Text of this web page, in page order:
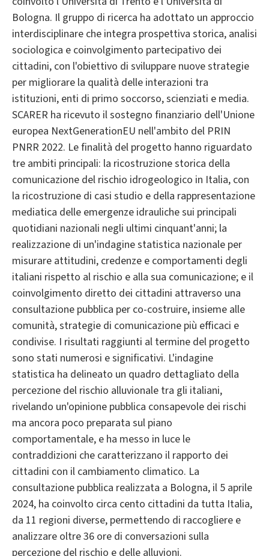
Bologna. Il gruppo di ricerca ha adottato un approccio
interdisciplinare che integra prospettiva storica, analisi
sociologica e coinvolgimento partecipativo dei
cittadini, con l'obiettivo di sviluppare nuove strategie
per migliorare la qualità delle interazioni tra
istituzioni, enti di primo soccorso, scienziati e media.
SCARER ha ricevuto il sostegno finanziario dell'Unione
europea NextGenerationEU nell'ambito del PRIN
PNRR 2022. Le finalità del progetto hanno riguardato
tre ambiti principali: la ricostruzione storica della
comunicazione del rischio idrogeologico in Italia, con
la ricostruzione di casi studio e della rappresentazione
mediatica delle emergenze idrauliche sui principali
quotidiani nazionali negli ultimi cinquant'anni; la
realizzazione di un'indagine statistica nazionale per
misurare attitudini, credenze e comportamenti degli
italiani rispetto al rischio e alla sua comunicazione; e il
coinvolgimento diretto dei cittadini attraverso una
consultazione pubblica per co-costruire, insieme alle
comunità, strategie di comunicazione più efficaci e
condivise. I risultati raggiunti al termine del progetto
sono stati numerosi e significativi. L'indagine
statistica ha delineato un quadro dettagliato della
percezione del rischio alluvionale tra gli italiani,
rivelando un'opinione pubblica consapevole dei rischi
ma ancora poco preparata sul piano
comportamentale, e ha messo in luce le
contraddizioni che caratterizzano il rapporto dei
cittadini con il cambiamento climatico. La
consultazione pubblica realizzata a Bologna, il 5 aprile
2024, ha coinvolto circa cento cittadini da tutta Italia,
da 11 regioni diverse, permettendo di raccogliere e
analizzare oltre 36 ore di conversazioni sulla
percezione del rischio e delle alluvioni.